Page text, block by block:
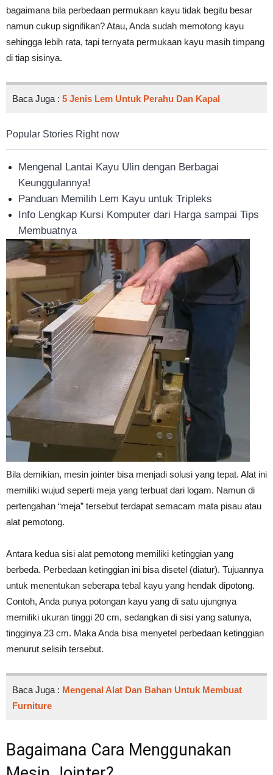
bagaimana bila perbedaan permukaan kayu tidak begitu besar
namun cukup signifikan? Atau, Anda sudah memotong kayu
sehingga lebih rata, tapi ternyata permukaan kayu masih timpang
di tiap sisinya.
Baca Juga : 5 Jenis Lem Untuk Perahu Dan Kapal
Popular Stories Right now
Mengenal Lantai Kayu Ulin dengan Berbagai
Keunggulannya!
Panduan Memilih Lem Kayu untuk Tripleks
Info Lengkap Kursi Komputer dari Harga sampai Tips
Membuatnya
Bila demikian, mesin jointer bisa menjadi solusi yang tepat. Alat ini
memiliki wujud seperti meja yang terbuat dari logam. Namun di
pertengahan “meja” tersebut terdapat semacam mata pisau atau
alat pemotong.
Antara kedua sisi alat pemotong memiliki ketinggian yang
berbeda. Perbedaan ketinggian ini bisa disetel (diatur). Tujuannya
untuk menentukan seberapa tebal kayu yang hendak dipotong.
Contoh, Anda punya potongan kayu yang di satu ujungnya
memiliki ukuran tinggi 20 cm, sedangkan di sisi yang satunya,
tingginya 23 cm. Maka Anda bisa menyetel perbedaan ketinggian
menurut selisih tersebut.
Baca Juga : Mengenal Alat Dan Bahan Untuk Membuat
Furniture
Bagaimana Cara Menggunakan